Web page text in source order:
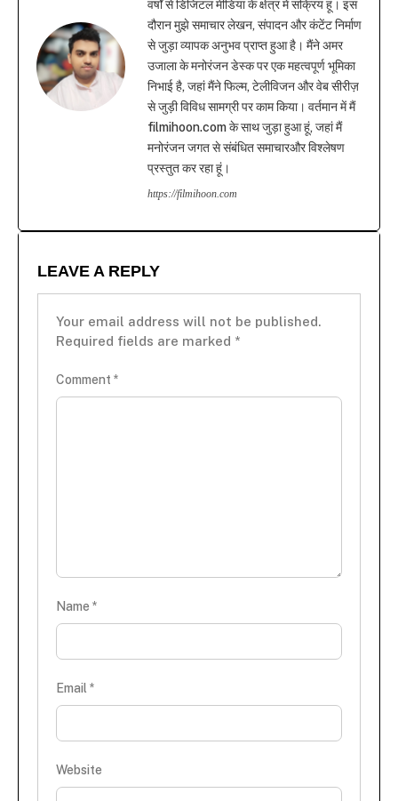
वर्षों से डिजिटल मीडिया के क्षेत्र में सक्रिय हूं। इस
दौरान मुझे समाचार लेखन, संपादन और कंटेंट निर्माण
से जुड़ा व्यापक अनुभव प्राप्त हुआ है। मैंने अमर
उजाला के मनोरंजन डेस्क पर एक महत्वपूर्ण भूमिका
निभाई है, जहां मैंने फिल्म, टेलीविजन और वेब सीरीज़
से जुड़ी विविध सामग्री पर काम किया। वर्तमान में मैं
filmihoon.com के साथ जुड़ा हुआ हूं, जहां मैं
मनोरंजन जगत से संबंधित समाचारऔर विश्लेषण
प्रस्तुत कर रहा हूं।
https://filmihoon.com
LEAVE A REPLY
Your email address will not be published.
Required fields are marked *
Comment *
Name *
Email *
Website